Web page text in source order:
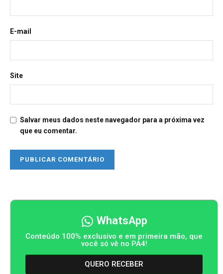
E-mail
Site
Salvar meus dados neste navegador para a próxima vez
que eu comentar.
WhatsApp
Conteúdo 100% exclusivo e em primeira mão, que
você só vê no PA4!
QUERO RECEBER